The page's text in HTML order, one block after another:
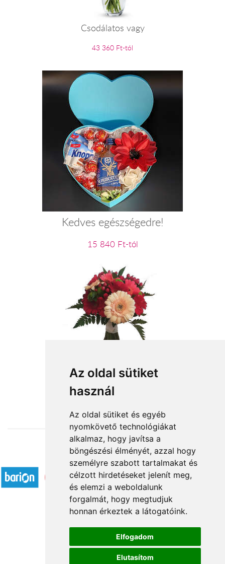
Az oldal sütiket
használ
Az oldal sütiket és egyéb
nyomkövető technológiákat
alkalmaz, hogy javítsa a
böngészési élményét, azzal hogy
személyre szabott tartalmakat és
célzott hirdetéseket jelenít meg,
és elemzi a weboldalunk
forgalmát, hogy megtudjuk
honnan érkeztek a látogatóink.
Elfogadom
Elutasítom
Csodálatos vagy
43 360 Ft-tól
Kedves egészségedre!
15 840 Ft-tól
Ölelés
19 400 Ft-tól
Elfogadott fizetési módok
Á.SZ.F.
Impresszum
Adatkezelési tájékoztató